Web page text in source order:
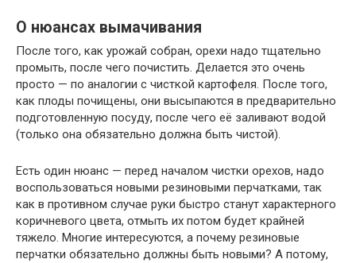
О нюансах вымачивания
После того, как урожай собран, орехи надо тщательно
промыть, после чего почистить. Делается это очень
просто — по аналогии с чисткой картофеля. После того,
как плоды почищены, они высыпаются в предварительно
подготовленную посуду, после чего её заливают водой
(только она обязательно должна быть чистой).
Есть один нюанс — перед началом чистки орехов, надо
воспользоваться новыми резиновыми перчатками, так
как в противном случае руки быстро станут характерного
коричневого цвета, отмыть их потом будет крайней
тяжело. Многие интересуются, а почему резиновые
перчатки обязательно должны быть новыми? А потому,